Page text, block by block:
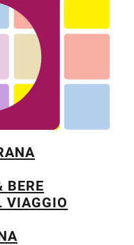
BERE
VIAGGIO